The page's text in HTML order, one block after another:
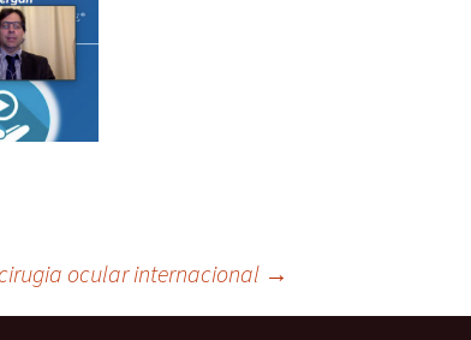
ocular internacional →